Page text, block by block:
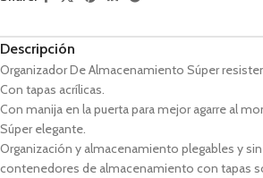
Descripción
Organizador De Almacenamiento Súper
Con tapas acrílicas.
Con manija en la puerta para mejor agarre al
Súper elegante.
Organización y almacenamiento plegables y
contenedores de almacenamiento con tapas